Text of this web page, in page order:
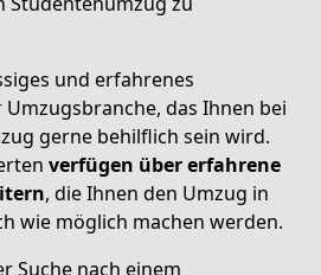
und erfahrenes
das Ihnen bei
gerne behilflich sein wird.
verfügen über erfahrene
, die Ihnen den Umzug in
wie möglich machen werden.
Suche nach einem